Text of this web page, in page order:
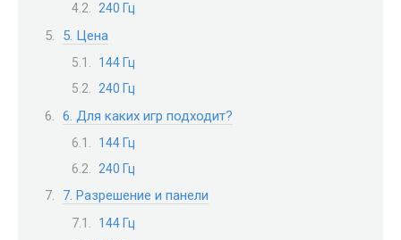
240 Гц
5. Цена
144 Гц
240 Гц
6. Для каких игр подходит?
144 Гц
240 Гц
7. Разрешение и панели
144 Гц